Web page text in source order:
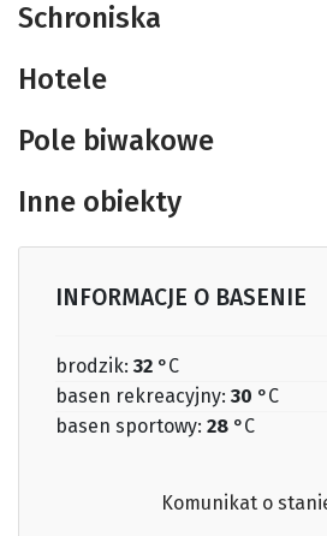
Schroniska
Hotele
Pole biwakowe
Inne obiekty
INFORMACJE O BASENIE
brodzik: 32 °C
basen rekreacyjny: 30 °C
basen sportowy: 28 °C
Komunikat o